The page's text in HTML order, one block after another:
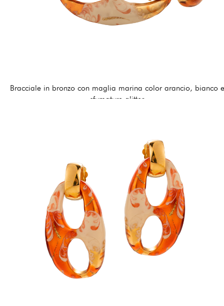
Bracciale in bronzo con maglia marina color arancio, bianco e
sfumature glitter